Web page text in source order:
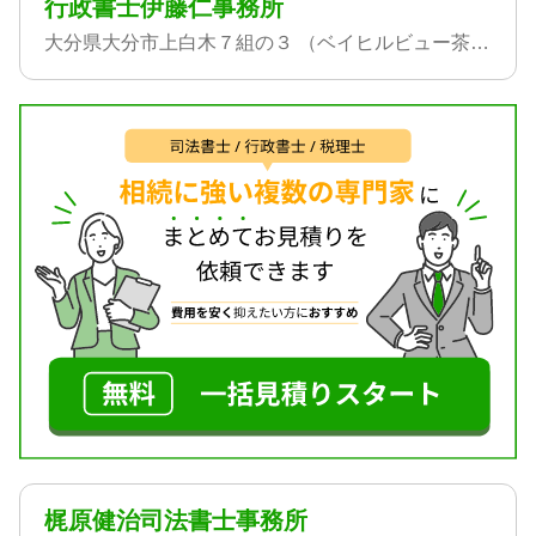
行政書士伊藤仁事務所
大分県大分市上白木７組の３ （ベイヒルビュー茶屋ヶ台７０１）
梶原健治司法書士事務所